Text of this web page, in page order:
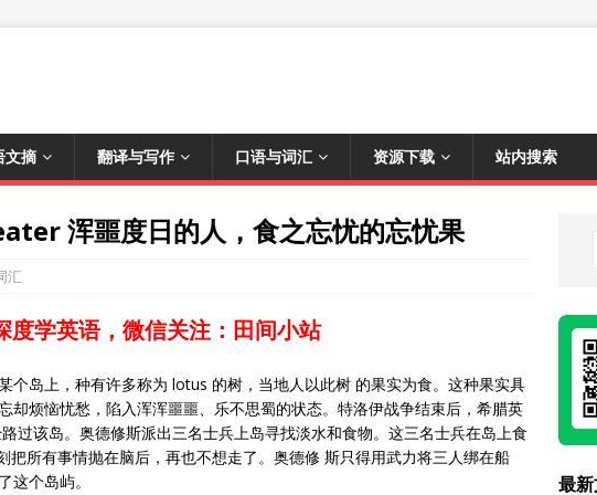
文摘 翻译与写作 口语与词汇 资源下载 站内搜索
浑噩度日的人，食之忘忧的忘忧果
汇
度学英语，微信关注：田间小站
个岛上，种有许多称为 lotus 的树，当地人以此树 的果实为食。这种果实具
却烦恼忧愁，陷入浑浑噩噩、乐不思蜀的状态。特洛伊战争结束后，希腊英
过该岛。奥德修斯派出三名士兵上岛寻找淡水和食物。这三名士兵在岛上食
把所有事情抛在脑后，再也不想走了。奥德修 斯只得用武力将三人绑在船
这个岛屿。
最